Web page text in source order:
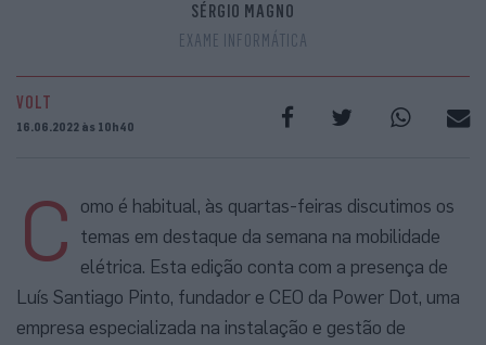
SÉRGIO MAGNO
EXAME INFORMÁTICA
VOLT
16.06.2022 às 10h40
C
omo é habitual, às quartas-feiras discutimos os
temas em destaque da semana na mobilidade
elétrica. Esta edição conta com a presença de
Luís Santiago Pinto, fundador e CEO da Power Dot, uma
empresa especializada na instalação e gestão de